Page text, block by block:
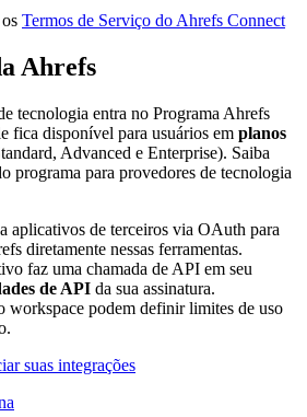
Termos de Serviço do Ahrefs Connect
Ahrefs
tecnologia entra no Programa Ahrefs
fica disponível para usuários em planos
Advanced e Enterprise). Saiba
programa para provedores de tecnologia
aplicativos de terceiros via OAuth para
diretamente nessas ferramentas.
faz uma chamada de API em seu
de API da sua assinatura.
workspace podem definir limites de uso
suas integrações